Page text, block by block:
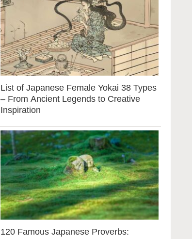
List of Japanese Female Yokai 38 Types
– From Ancient Legends to Creative
Inspiration
120 Famous Japanese Proverbs: